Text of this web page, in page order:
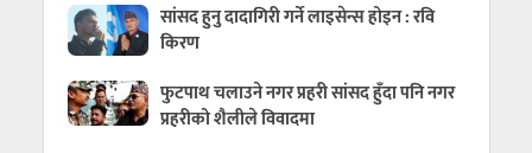
सांसद हुनु दादागिरी गर्ने लाइसेन्स होइन : रवि
किरण
फुटपाथ चलाउने नगर प्रहरी सांसद हुँदा पनि नगर
प्रहरीको शैलीले विवादमा